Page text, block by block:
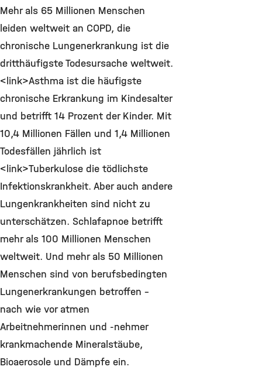
Mehr als 65 Millionen Menschen
leiden weltweit an COPD, die
chronische Lungenerkrankung ist die
dritthäufigste Todesursache weltweit.
<link>Asthma ist die häufigste
chronische Erkrankung im Kindesalter
und betrifft 14 Prozent der Kinder. Mit
10,4 Millionen Fällen und 1,4 Millionen
Todesfällen jährlich ist
<link>Tuberkulose die tödlichste
Infektionskrankheit. Aber auch andere
Lungenkrankheiten sind nicht zu
unterschätzen. Schlafapnoe betrifft
mehr als 100 Millionen Menschen
weltweit. Und mehr als 50 Millionen
Menschen sind von berufsbedingten
Lungenerkrankungen betroffen -
nach wie vor atmen
Arbeitnehmerinnen und -nehmer
krankmachende Mineralstäube,
Bioaerosole und Dämpfe ein.